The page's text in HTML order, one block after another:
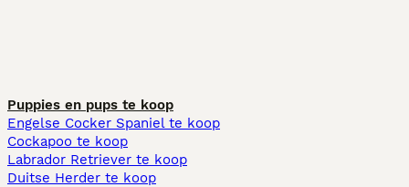
Puppies en pups te koop
Engelse Cocker Spaniel te koop
Cockapoo te koop
Labrador Retriever te koop
Duitse Herder te koop